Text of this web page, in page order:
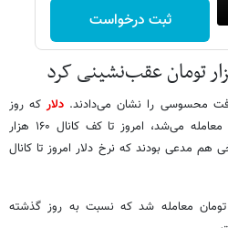
ثبت درخواست
محسوسی را نشان می‌دادند. دلارکه روز
گذشته تا محدوده ۱۷۲ هزار تومان معامله می‌شد، امروز تا کف کانال ۱۶۰ هزار
هم مدعی بودند که نرخ دلار امروز تا کانال
در بازار حوالی ۱۸۳ هزار تومان معامله شد که نسبت به روز گذشته